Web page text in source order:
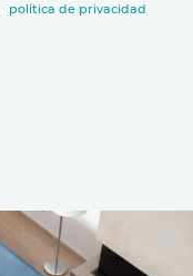
política de privacidad